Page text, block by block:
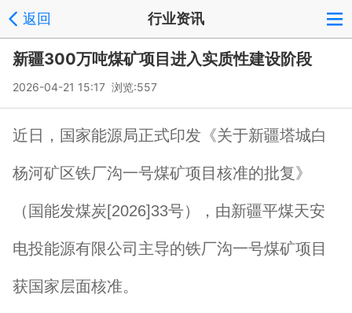
返回 行业资讯
新疆300万吨煤矿项目进入实质性建设阶段
2026-04-21 15:17 浏览:557
近日，国家能源局正式印发《关于新疆塔城白
杨河矿区铁厂沟一号煤矿项目核准的批复》
（国能发煤炭[2026]33号），由新疆平煤天安
电投能源有限公司主导的铁厂沟一号煤矿项目
获国家层面核准。